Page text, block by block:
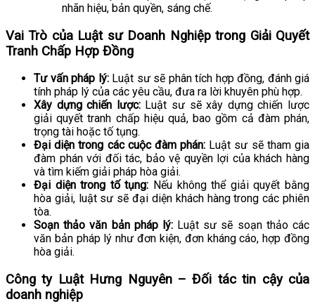
nhãn hiệu, bản quyền, sáng chế.
Vai Trò của Luật sư Doanh Nghiệp trong Giải Quyết
Tranh Chấp Hợp Đồng
Tư vấn pháp lý:Luật sư sẽ phân tích hợp đồng, đánh giá
tính pháp lý của các yêu cầu, đưa ra lời khuyên phù hợp.
Xây dựng chiến lược:Luật sư sẽ xây dựng chiến lược
giải quyết tranh chấp hiệu quả, bao gồm cả đàm phán,
trọng tài hoặc tố tụng.
Đại diện trong các cuộc đàm phán: Luật sư sẽ tham gia
đàm phán với đối tác, bảo vệ quyền lợi của khách hàng
và tìm kiếm giải pháp hòa giải.
Đại diện trong tố tụng: Nếu không thể giải quyết bằng
hòa giải, luật sư sẽ đại diện khách hàng trong các phiên
tòa.
Soạn thảo văn bản pháp lý:Luật sư sẽ soạn thảo các
văn bản pháp lý như đơn kiện, đơn kháng cáo, hợp đồng
hòa giải.
Công ty Luật Hưng Nguyên – Đối tác tin cậy của
doanh nghiệp